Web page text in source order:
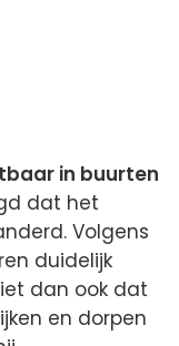
in buurten
dat het
Volgens
duidelijk
dan ook dat
en dorpen